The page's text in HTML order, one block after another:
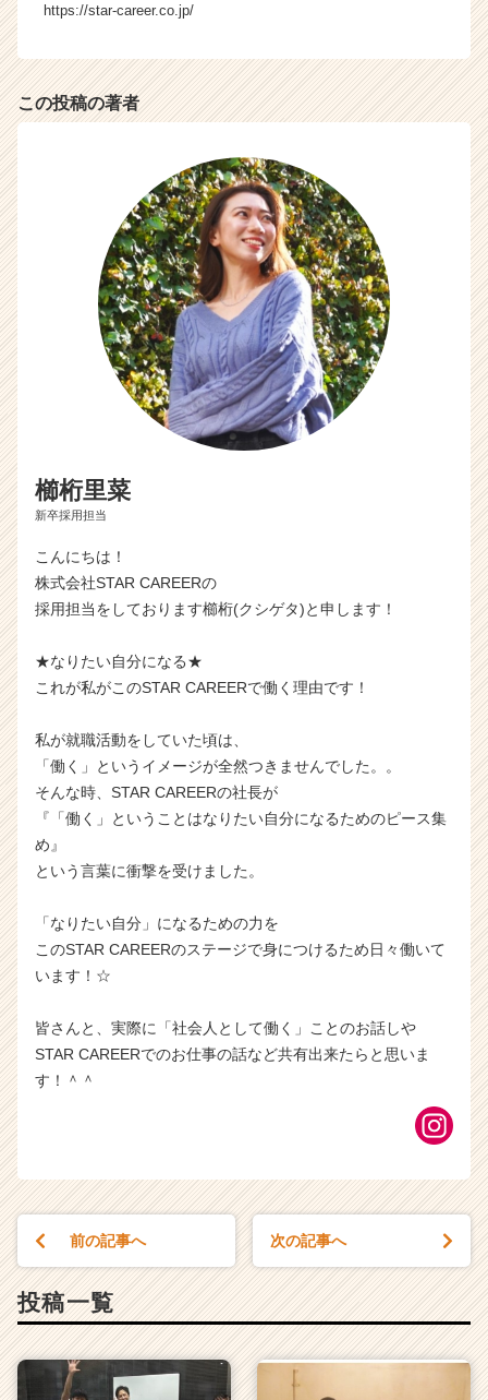
https://star-career.co.jp/
この投稿の著者
櫛桁里菜
新卒採用担当
こんにちは！
株式会社STAR CAREERの
採用担当をしております櫛桁(クシゲタ)と申します！
★なりたい自分になる★
これが私がこのSTAR CAREERで働く理由です！
私が就職活動をしていた頃は、
「働く」というイメージが全然つきませんでした。。
そんな時、STAR CAREERの社長が
『「働く」ということはなりたい自分になるためのピース集
め』
という言葉に衝撃を受けました。
「なりたい自分」になるための力を
このSTAR CAREERのステージで身につけるため日々働いて
います！☆
皆さんと、実際に「社会人として働く」ことのお話しや
STAR CAREERでのお仕事の話など共有出来たらと思いま
す！＾＾
前の記事へ 次の記事へ
投稿一覧